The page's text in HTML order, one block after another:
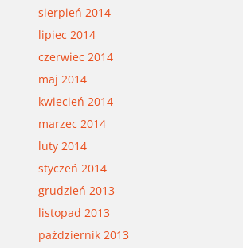
sierpień 2014
lipiec 2014
czerwiec 2014
maj 2014
kwiecień 2014
marzec 2014
luty 2014
styczeń 2014
grudzień 2013
listopad 2013
październik 2013